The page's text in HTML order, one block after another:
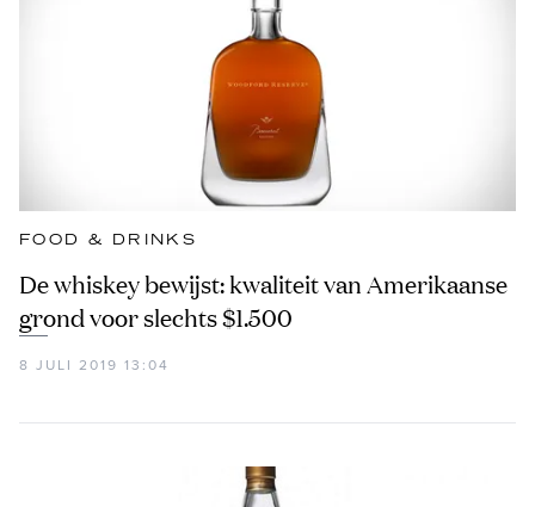
FOOD & DRINKS
De whiskey bewijst: kwaliteit van Amerikaanse
grond voor slechts $1.500
8 JULI 2019 13:04